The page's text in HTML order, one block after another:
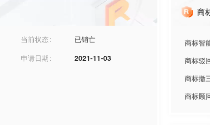
当前状态
已销亡
申请日期
2021-11-03
商
商标智
商标驳
商标撤
商标顾